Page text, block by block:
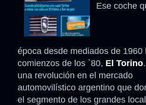
Ese coche
época desde mediados de 1960
comienzos de los `80, El Torino
una revolución en el mercado
automovilístico argentino que
el segmento de los grandes